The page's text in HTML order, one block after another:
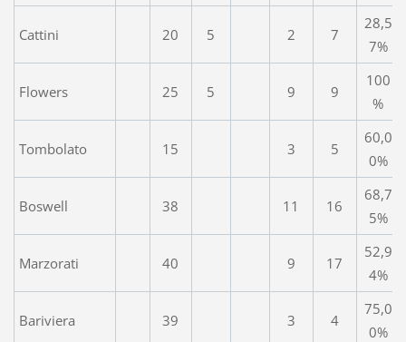
Cattini 20 5 2 7
28,5
7%
Flowers 25 5 9 9
100
%
Tombolato 15 3 5
60,0
0%
Boswell 38 11 16
68,7
5%
Marzorati 40 9 17
52,9
4%
Bariviera 39 3 4
75,0
0%